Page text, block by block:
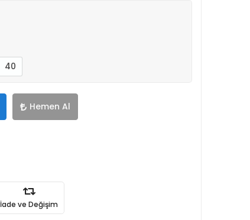
40
Hemen Al
İade ve Değişim